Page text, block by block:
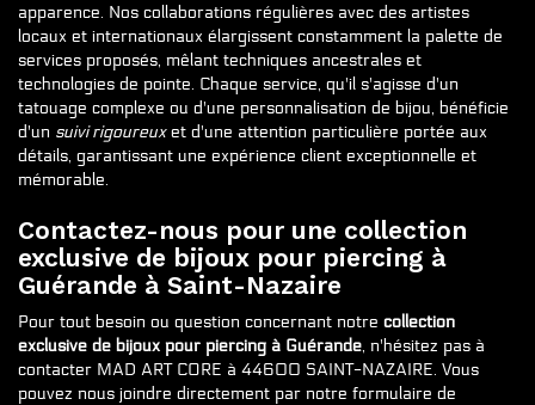
apparence. Nos collaborations régulières avec des artistes
locaux et internationaux élargissent constamment la palette de
services proposés, mêlant techniques ancestrales et
technologies de pointe. Chaque service, qu'il s'agisse d'un
tatouage complexe ou d'une personnalisation de bijou, bénéficie
d'un suivi rigoureuxet d'une attention particulière portée aux
détails, garantissant une expérience client exceptionnelle et
mémorable.
Contactez-nous pour une collection
exclusive de bijoux pour piercing à
Guérande à Saint-Nazaire
Pour tout besoin ou question concernant notre collection
exclusive de bijoux pour piercing à Guérande, n'hésitez pas à
contacter MAD ART CORE à 44600 SAINT-NAZAIRE. Vous
pouvez nous joindre directement par notre formulaire de